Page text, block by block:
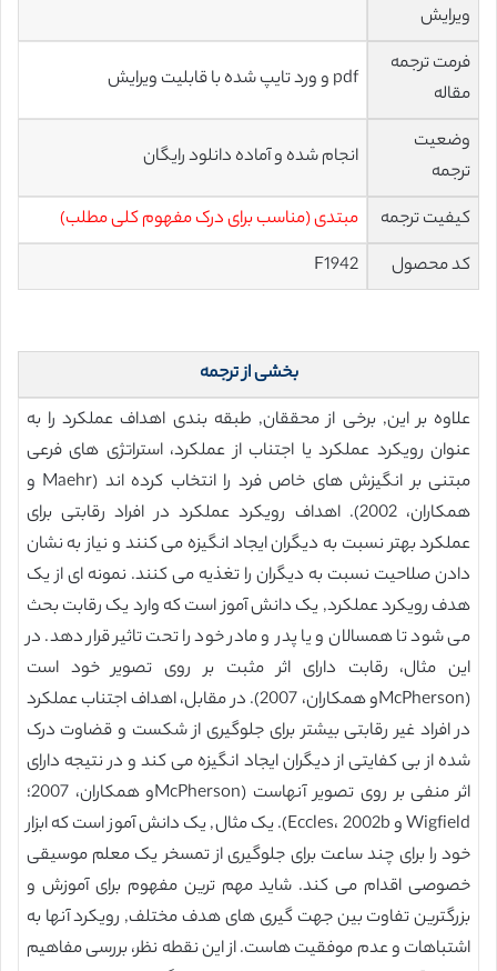
ویرایش
فرمت ترجمه
مقاله
pdf و ورد تایپ شده با قابلیت ویرایش
وضعیت
ترجمه
انجام شده و آماده دانلود رایگان
کیفیت ترجمه
مبتدی (مناسب برای درک مفهوم کلی مطلب)
کد محصول
F1942
بخشی از ترجمه
علاوه بر این, برخی از محققان, طبقه بندی اهداف عملکرد را به
عنوان رویکرد عملکرد یا اجتناب از عملکرد، استراتژی های فرعی
مبتنی بر انگیزش های خاص فرد را انتخاب کرده اند (Maehr و
همکاران، 2002). اهداف رویکرد عملکرد در افراد رقابتی برای
عملکرد بهتر نسبت به دیگران ایجاد انگیزه می کنند و نیاز به نشان
دادن صلاحیت نسبت به دیگران را تغذیه می کنند. نمونه ای از یک
هدف رویکرد عملکرد, یک دانش آموز است که وارد یک رقابت بحث
می شود تا همسالان و یا پدر و مادر خود را تحت تاثیر قرار دهد. در
این مثال، رقابت دارای اثر مثبت بر روی تصویر خود است
(McPhersonو همکاران، 2007). در مقابل، اهداف اجتناب عملکرد
در افراد غیر رقابتی بیشتر برای جلوگیری از شکست و قضاوت درک
شده از بی کفایتی از دیگران ایجاد انگیزه می کند و در نتیجه دارای
اثر منفی بر روی تصویر آنهاست (McPhersonو همکاران، 2007؛
Wigfield و Eccles، 2002b). یک مثال, یک دانش آموز است که ابزار
خود را برای چند ساعت برای جلوگیری از تمسخر یک معلم موسیقی
خصوصی اقدام می کند. شاید مهم ترین مفهوم برای آموزش و
بزرگترین تفاوت بین جهت گیری های هدف مختلف, رویکرد آنها به
اشتباهات و عدم موفقیت هاست. از این نقطه نظر، بررسی مفاهیم